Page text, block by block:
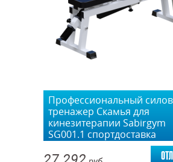
Профессиональный
тренажер Скамья для
кинезитерапии Sabirgym
SG001.1 спортдоставка